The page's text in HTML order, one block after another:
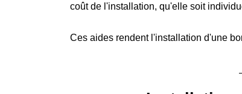
coût de l'installation, qu'elle soit
Ces aides rendent l'installation d'une